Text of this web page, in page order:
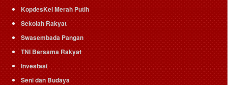
KopdesKel Merah Putih
Sekolah Rakyat
Swasembada Pangan
TNI Bersama Rakyat
Investasi
Seni dan Budaya